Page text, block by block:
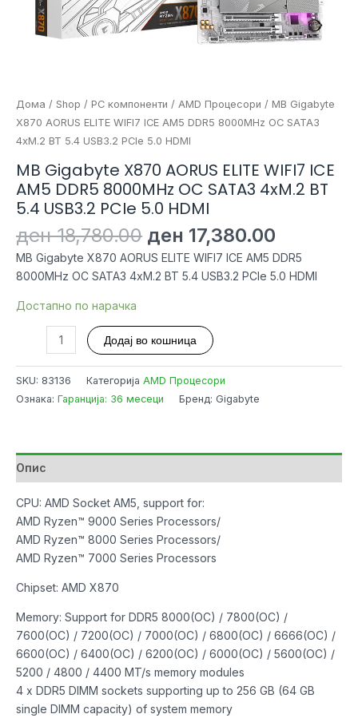
Дома / Shop / PC компоненти / AMD Процесори / MB Gigabyte
X870 AORUS ELITE WIFI7 ICE AM5 DDR5 8000MHz OC SATA3
4xM.2 BT 5.4 USB3.2 PCIe 5.0 HDMI
MB Gigabyte X870 AORUS ELITE WIFI7 ICE
AM5 DDR5 8000MHz OC SATA3 4xM.2 BT
5.4 USB3.2 PCIe 5.0 HDMI
ден18,780.00 Original
price
was:
ден 17,380.00
price
is:
MB Gigabyte X870 AORUS ELITE WIFI7 ICE AM5 DDR5
8000MHz OC SATA3 4xM.2 BT 5.4 USB3.2 PCIe 5.0 HDMI
Достапно по нарачка
Gigabyte
X870
AM5
DDR5
8000MHz
OC
SATA3
4xM.2
5.4
USB3.2
PCIe
5.0
HDMI
количина
Додај во кошница
SKU: 83136 Категорија AMD Процесори
Ознака: Гаранција: 36 месеци Бренд: Gigabyte
Опис
CPU: AMD Socket AM5, support for:
AMD Ryzen™ 9000 Series Processors/
AMD Ryzen™ 8000 Series Processors/
AMD Ryzen™ 7000 Series Processors
Chipset: AMD X870
Memory: Support for DDR5 8000(OC) / 7800(OC) /
7600(OC) / 7200(OC) / 7000(OC) / 6800(OC) / 6666(OC) /
6600(OC) / 6400(OC) / 6200(OC) / 6000(OC) / 5600(OC) /
5200 / 4800 / 4400 MT/s memory modules
4 x DDR5 DIMM sockets supporting up to 256 GB (64 GB
single DIMM capacity) of system memory